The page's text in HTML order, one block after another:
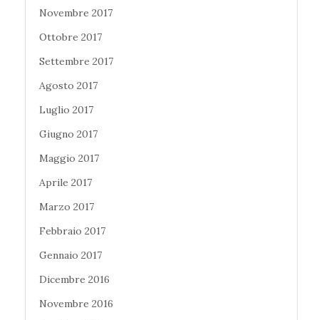
Novembre 2017
Ottobre 2017
Settembre 2017
Agosto 2017
Luglio 2017
Giugno 2017
Maggio 2017
Aprile 2017
Marzo 2017
Febbraio 2017
Gennaio 2017
Dicembre 2016
Novembre 2016